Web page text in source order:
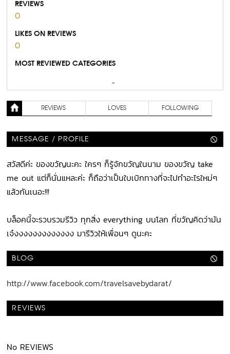
REVIEWS
0
LIKES ON REVIEWS
0
MOST REVIEWED CATEGORIES
-
REVIEWS LOVES FOLLOWING
MESSAGE / PROFILE
สวัสดีค่ะ ของขวัญนะคะ ใครๆ ก็รู้จักขวัญในนาม ของขวัญ take
me out แต่ก็นั่นแหละค่ะ ก็ถือว่าเป็นใบเบิกทางที่จะไปทำอะไรใหม่ๆ
แล้วกันเนอะ!!!
บล็อคนี้จะรวบรวมรีวิว ทุกสิ่ง everything บนโลก ที่ขวัญคิดว่ามัน
เจ๋งงงงงงงงงงงงง มารีวิวให้เพื่อนๆ ดูนะคะ
BLOG
http://www.facebook.com/travelsavebydarat/
REVIEWS
No REVIEWS